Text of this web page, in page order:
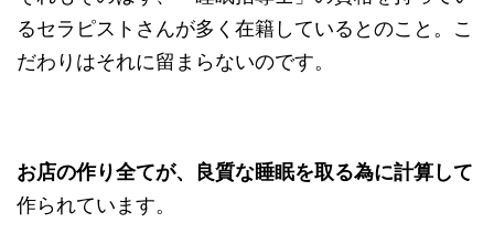
るセラピストさんが多く在籍しているとのこと。こ
だわりはそれに留まらないのです。
お店の作り全てが、良質な睡眠を取る為に計算して
作られています。